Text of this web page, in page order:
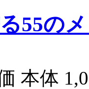
55の
本体